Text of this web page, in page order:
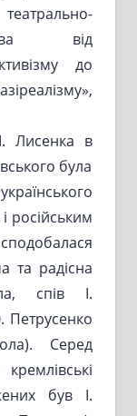
від
до
Лисенка в
була
російським
та радісна
спів І.
Петрусенко
Серед
був І.